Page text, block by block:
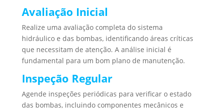
Avaliação Inicial
Realize uma avaliação completa do sistema
hidráulico e das bombas, identificando áreas críticas
que necessitam de atenção. A análise inicial é
fundamental para um bom plano de manutenção.
Inspeção Regular
Agende inspeções periódicas para verificar o estado
das bombas, incluindo componentes mecânicos e